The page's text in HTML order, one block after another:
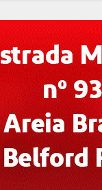
Polícia
de